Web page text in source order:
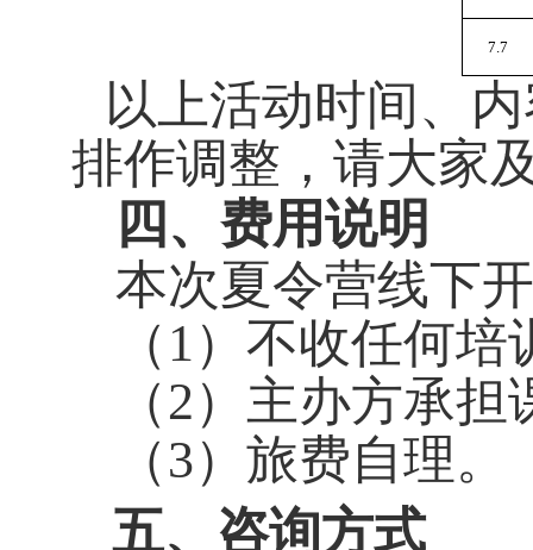
7.7
以上活动时间、
排作调整，请大家
四、费用说明
本次夏令营线下
（ 1）不收任何培
（2）主办方承担
（3）旅费自理。
五、咨询方式